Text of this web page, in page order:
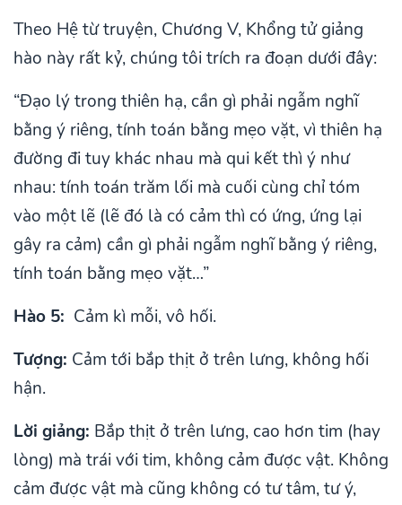
Theo Hệ từ truyện, Chương V, Khổng tử giảng
hào này rất kỷ, chúng tôi trích ra đoạn dưới đây:
“Đạo lý trong thiên hạ, cần gì phải ngẫm nghĩ
bằng ý riêng, tính toán bằng mẹo vặt, vì thiên hạ
đường đi tuy khác nhau mà qui kết thì ý như
nhau: tính toán trăm lối mà cuối cùng chỉ tóm
vào một lẽ (lẽ đó là có cảm thì có ứng, ứng lại
gây ra cảm) cần gì phải ngẫm nghĩ bằng ý riêng,
tính toán bằng mẹo vặt…”
Hào 5: Cảm kì mỗi, vô hối.
Tượng: Cảm tới bắp thịt ở trên lưng, không hối
hận.
Lời giảng: Bắp thịt ở trên lưng, cao hơn tim (hay
lòng) mà trái với tim, không cảm được vật. Không
cảm được vật mà cũng không có tư tâm, tư ý,